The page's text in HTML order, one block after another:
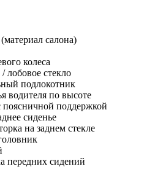
салона)
колеса
лобовое стекло
подлокотник
водителя по высоте
поясничной поддержкой
сиденье
на заднем стекле
передних сидений